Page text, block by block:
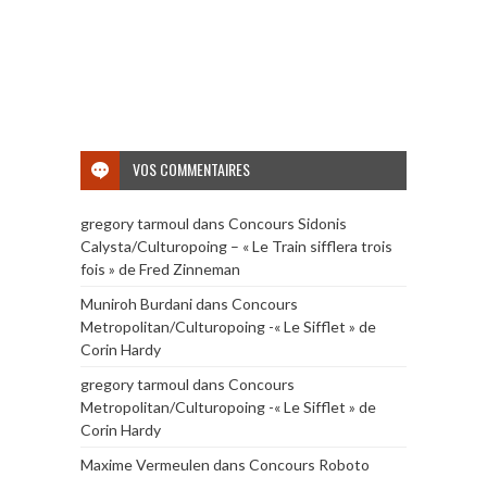
VOS COMMENTAIRES
gregory tarmoul dans Concours Sidonis
Calysta/Culturopoing – « Le Train sifflera trois
fois » de Fred Zinneman
Muniroh Burdanidans Concours
Metropolitan/Culturopoing -« Le Sifflet » de
Corin Hardy
gregory tarmoul dans Concours
Metropolitan/Culturopoing -« Le Sifflet » de
Corin Hardy
Maxime Vermeulen dans Concours Roboto